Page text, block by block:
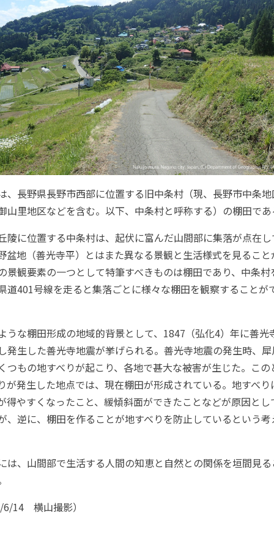
長野県長野市西部に位置する旧中条村（現、長野市中条地
山里地区などを含む。以下、中条村と呼称する）の棚田で
に位置する中条村は、起伏に富んだ山間部に集落が点在し
盆地（善光寺平）とはまた異なる景観と生活様式を見るこ
景観要素の一つとして特筆すべきものは棚田であり、中条村
道401号線を走ると集落ごとに様々な棚田を観察することが
な棚田形成の地域的背景として、1847（弘化4）年に善光
発生した善光寺地震が挙げられる。善光寺地震の発生時、
つもの地すべりが起こり、各地で甚大な被害が生じた。この
が発生した地点では、現在棚田が形成されている。地すべり
得やすくなったこと、緩傾斜面ができたことなどが原因とし
、逆に、棚田を作ることが地すべりを防止しているという
、山間部で生活する人間の知恵と自然との関係を垣間見る
6/14 横山撮影）